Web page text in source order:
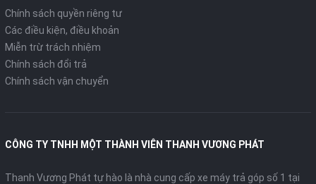
Chính sách quyền riêng tư
Các điều kiện, điều khoản
Miễn trừ trách nhiệm
Chính sách đổi trả
Chính sách vận chuyển
CÔNG TY TNHH MỘT THÀNH VIÊN THANH VƯƠNG PHÁT
Thanh Vương Phát tự hào là nhà cung cấp xe máy trả góp số 1 tại